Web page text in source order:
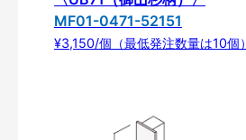
MF01-0471-52151
¥3,150/個（最低発注数量は10個）